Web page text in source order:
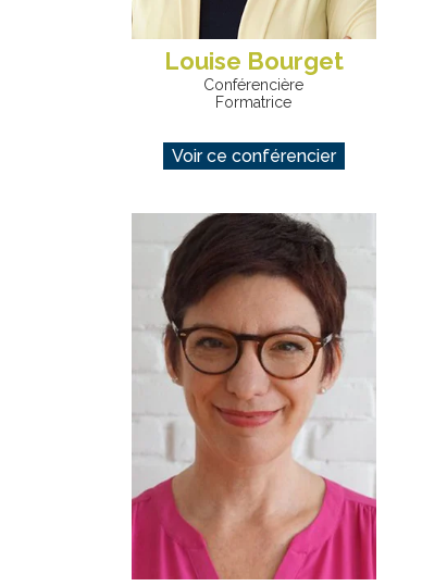
Louise Bourget
Conférencière
Formatrice
Voir ce conférencier